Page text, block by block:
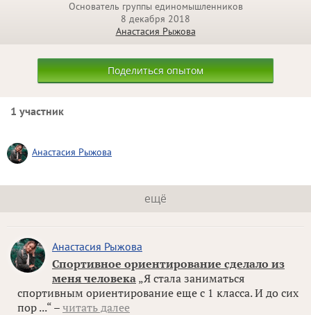
Основатель группы единомышленников
8 декабря 2018
Анастасия Рыжова
Поделиться опытом
1 участник
Анастасия Рыжова
ещё
Анастасия Рыжова
Спортивное ориентирование сделало из
меня человека „Я стала заниматься
спортивным ориентирование еще с 1 класса. И до сих
пор ...“ – читать далее